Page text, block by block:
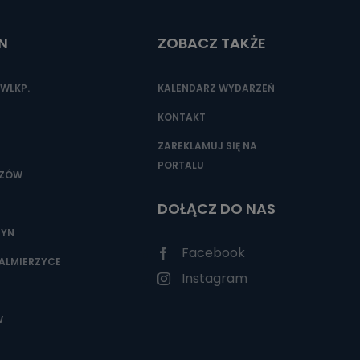
ze
ZOBACZ TAKŻE
KALENDARZ WYDARZEŃ
KONTAKT
ZAREKLAMUJ SIĘ NA
PORTALU
DOŁĄCZ DO NAS
Facebook
Instagram